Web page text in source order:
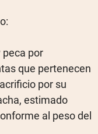
peca por
que pertenecen
por su
estimado
al peso del